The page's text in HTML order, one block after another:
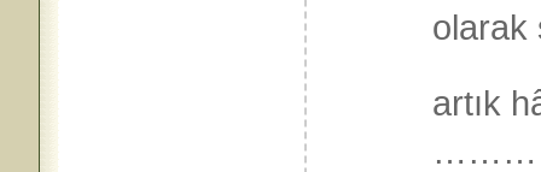
olarak
artık